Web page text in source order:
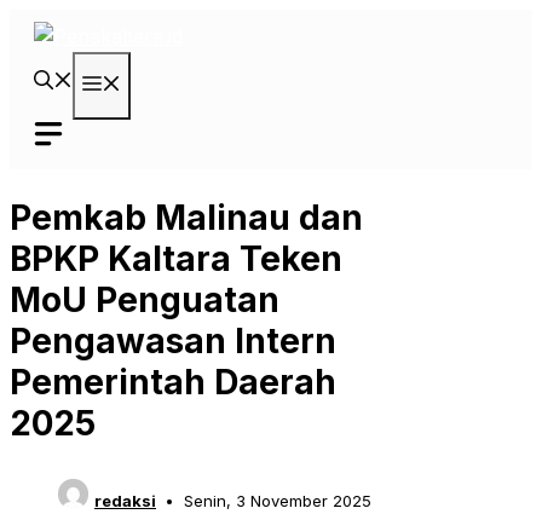
Langsung
Pemkab Malinau dan
BPKP Kaltara Teken
MoU Penguatan
Pengawasan Intern
Pemerintah Daerah
2025
redaksi Senin, 3 November 2025